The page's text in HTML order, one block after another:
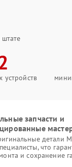
устройств
запчасти и
детали
что
и сохранение